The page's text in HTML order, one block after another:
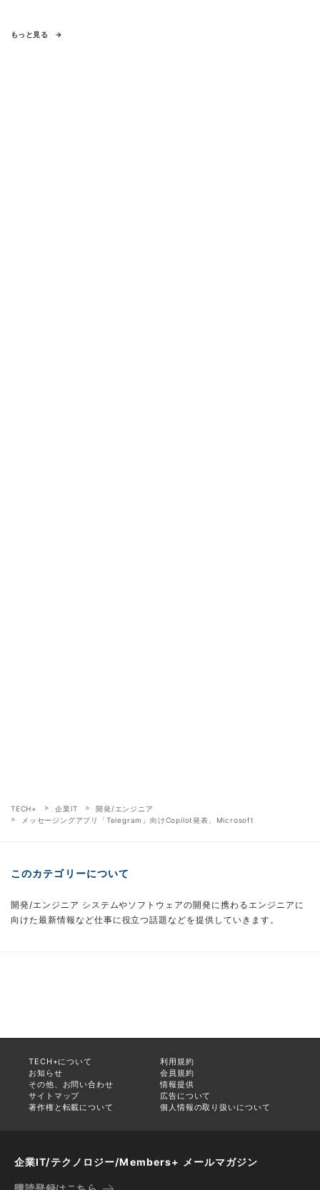
もっと見る
TECH+ 企業IT
開発/エンジニア
メッセージングアプリ「Telegram」向けCopilot発表、Microsoft
このカテゴリーについて
開発/エンジニア システムやソフトウェアの開発に携わるエンジニアに
向けた最新情報など仕事に役立つ話題などを提供していきます。
TECH+について
利用規約
お知らせ
会員規約
その他、お問い合わせ
情報提供
サイトマップ
広告について
著作権と転載について
個人情報の取り扱いについて
企業IT/テクノロジー/Members+ メールマガジン